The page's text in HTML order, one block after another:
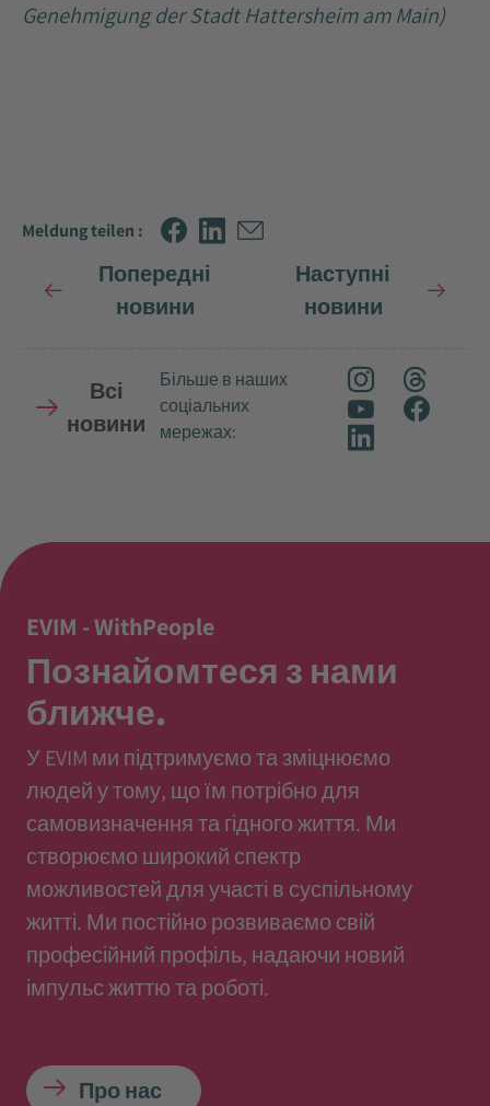
Genehmigung der Stadt Hattersheim am Main)
Meldung teilen :
Попередні
новини
Наступні
новини
Всі
новини
Більше в наших
соціальних
мережах:
EVIM - WithPeople
Познайомтеся з нами
ближче.
У EVIM ми підтримуємо та зміцнюємо
людей у тому, що їм потрібно для
самовизначення та гідного життя. Ми
створюємо широкий спектр
можливостей для участі в суспільному
житті. Ми постійно розвиваємо свій
професійний профіль, надаючи новий
імпульс життю та роботі.
Про нас